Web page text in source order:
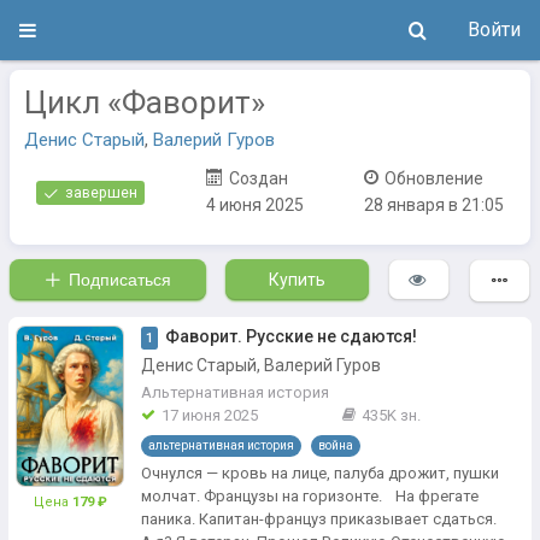
Войти
Цикл «Фаворит»
Денис Старый, Валерий Гуров
завершен
Создан
4 июня 2025
Обновление
28 января в 21:05
Подписаться Купить
Цена 179 ₽
1
Фаворит. Русские не сдаются!
Денис Старый, Валерий Гуров
Альтернативная история
17 июня 2025
435K зн.
альтернативная история война
Очнулся — кровь на лице, палуба дрожит, пушки
молчат. Французы на горизонте. На фрегате
паника. Капитан-француз приказывает сдаться.